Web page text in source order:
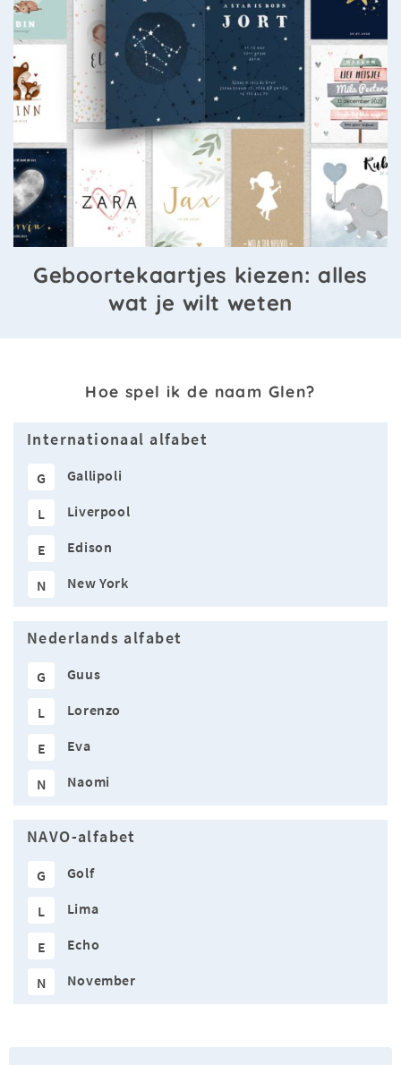
Geboortekaartjes kiezen: alles
wat je wilt weten
Hoe spel ik de naam Glen?
Internationaal alfabet
G Gallipoli
L Liverpool
E Edison
N New York
Nederlands alfabet
G Guus
L Lorenzo
E Eva
N Naomi
NAVO-alfabet
G Golf
L Lima
E Echo
N November